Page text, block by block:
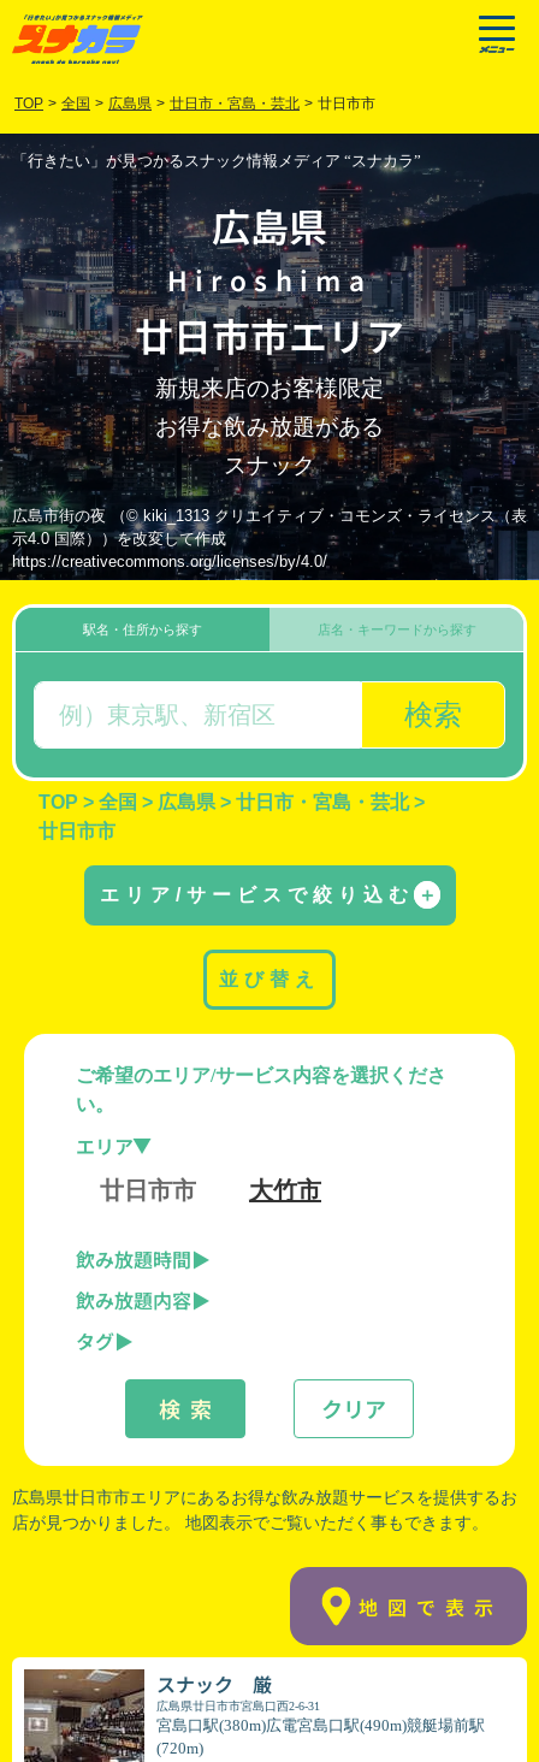
TOP > 全国 > 広島県 > 廿日市・宮島・芸北 > 廿日市市
「行きたい」が見つかるスナック情報メディア “スナカラ”
広島県
Hiroshima
廿日市市エリア
新規来店のお客様限定
お得な飲み放題がある
スナック
広島市街の夜 （© kiki_1313 クリエイティブ・コモンズ・ライセンス（表
示4.0 国際））を改変して作成
https://creativecommons.org/licenses/by/4.0/
駅名・住所から探す
検索
店名・キーワードから探す
TOP > 全国 > 広島県 > 廿日市・宮島・芸北 >
廿日市市
エリア/サービスで絞り込む ＋
ご希望のエリア/サービス内容を選択くださ
い。
エリア
廿日市市 大竹市
飲み放題時間
飲み放題内容
タグ
クリア
検 索
並び替え
広島県廿日市市エリアにあるお得な飲み放題サービスを提供するお
店が見つかりました。 地図表示でご覧いただく事もできます。
地図で表示
スナック 厳
広島県廿日市市宮島口西2-6-31
宮島口駅(380m)広電宮島口駅(490m)競艇場前駅
(720m)